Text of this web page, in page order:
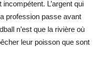
L’argent qui
profession passe avant
n’est que la rivière où
leur poisson que sont